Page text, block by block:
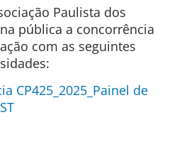
Paulista dos
pública a concorrência
com as seguintes
CP425_2025_Painel de